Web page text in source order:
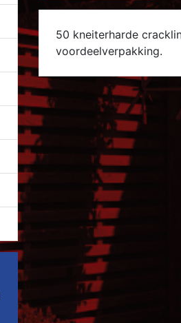
50 kneiterharde
voordeelverpakking.